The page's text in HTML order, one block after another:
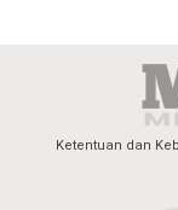
Ketentuan dan